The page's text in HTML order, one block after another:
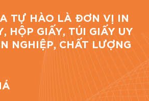
TỰ HÀO LÀ ĐƠN VỊ IN
HỘP GIẤY, TÚI GIẤY UY
NGHIỆP, CHẤT LƯỢNG